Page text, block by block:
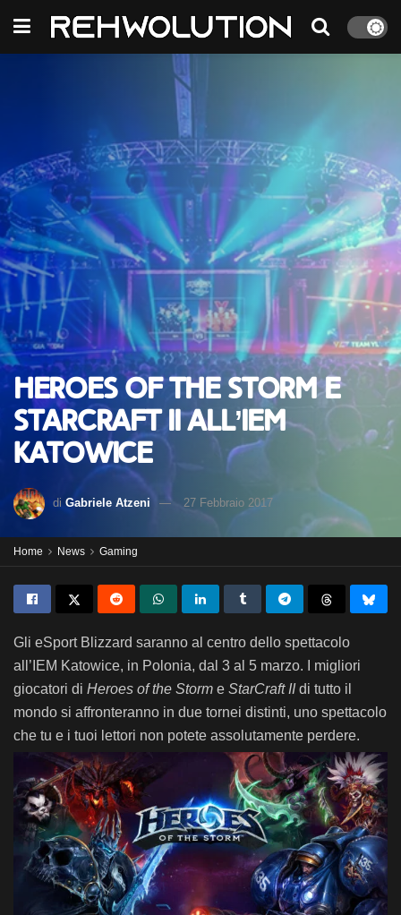
Heroes of the Storm e
StarCraft II all’IEM
Katowice
di Gabriele Atzeni 27 Febbraio 2017
Home News Gaming
Gli eSport Blizzard saranno al centro dello spettacolo
all’IEM Katowice, in Polonia, dal 3 al 5 marzo. I migliori
giocatori di Heroes of the Storm e StarCraft IIdi tutto il
mondo si affronteranno in due tornei distinti, uno spettacolo
che tu e i tuoi lettori non potete assolutamente perdere.